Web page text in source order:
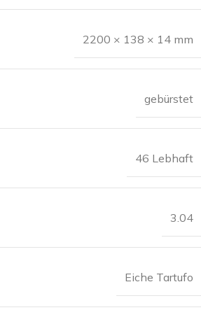
2200 × 138 × 14 mm
gebürstet
46 Lebhaft
3.04
Eiche Tartufo